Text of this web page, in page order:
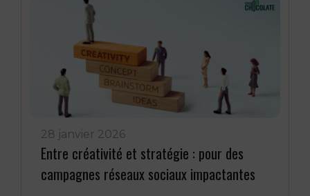
28 janvier 2026
Entre créativité et stratégie : pour des
campagnes réseaux sociaux impactantes